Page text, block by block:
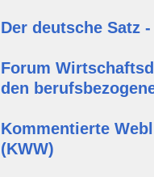
Der deutsche Satz
Forum
den
Kommentierte
(KWW)